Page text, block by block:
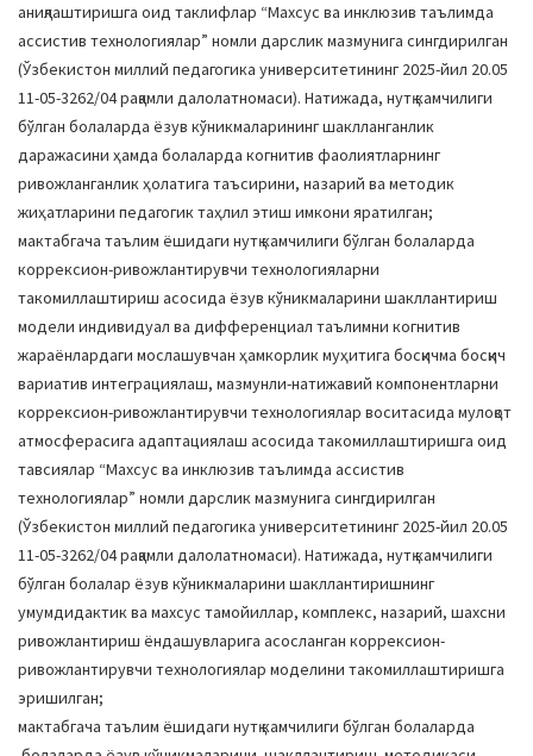
аниқлаштиришга оид таклифлар “Махсус ва инклюзив таълимда
ассистив технологиялар” номли дарслик мазмунига сингдирилган
(Ўзбекистон миллий педагогика университетининг 2025-йил 20.05
11-05-3262/04 рақамли далолатномаси). Натижада, нутқ камчилиги
бўлган болаларда ёзув кўникмаларининг шаклланганлик
даражасини ҳамда болаларда когнитив фаолиятларнинг
ривожланганлик ҳолатига таъсирини, назарий ва методик
жиҳатларини педагогик таҳлил этиш имкони яратилган;
мактабгача таълим ёшидаги нутқ камчилиги бўлган болаларда
коррексион-ривожлантирувчи технологияларни
такомиллаштириш асосида ёзув кўникмаларини шакллантириш
модели индивидуал ва дифференциал таълимни когнитив
жараёнлардаги мослашувчан ҳамкорлик муҳитига босқичма босқич
вариатив интеграциялаш, мазмунли-натижавий компонентларни
коррексион-ривожлантирувчи технологиялар воситасида мулоқот
атмосферасига адаптациялаш асосида такомиллаштиришга оид
тавсиялар “Махсус ва инклюзив таълимда ассистив
технологиялар” номли дарслик мазмунига сингдирилган
(Ўзбекистон миллий педагогика университетининг 2025-йил 20.05
11-05-3262/04 рақамли далолатномаси). Натижада, нутқ камчилиги
бўлган болалар ёзув кўникмаларини шакллантиришнинг
умумдидактик ва махсус тамойиллар, комплекс, назарий, шахсни
ривожлантириш ёндашувларига асосланган коррексион-
ривожлантирувчи технологиялар моделини такомиллаштиришга
эришилган;
мактабгача таълим ёшидаги нутқ камчилиги бўлган болаларда